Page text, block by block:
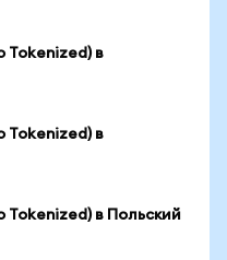
Tokenized) в
Tokenized) в
Tokenized) в Польский